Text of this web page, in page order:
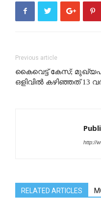
Previous article
കൈവെട്ട് കേസ്;
ഒളിവില്‍ കഴിഞ്ഞത് 13
http://
RELATED ARTICLES